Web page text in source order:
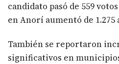
candidato pasó de 559
en Anorí aumentó de 1.275
También se reportaron
significativos en